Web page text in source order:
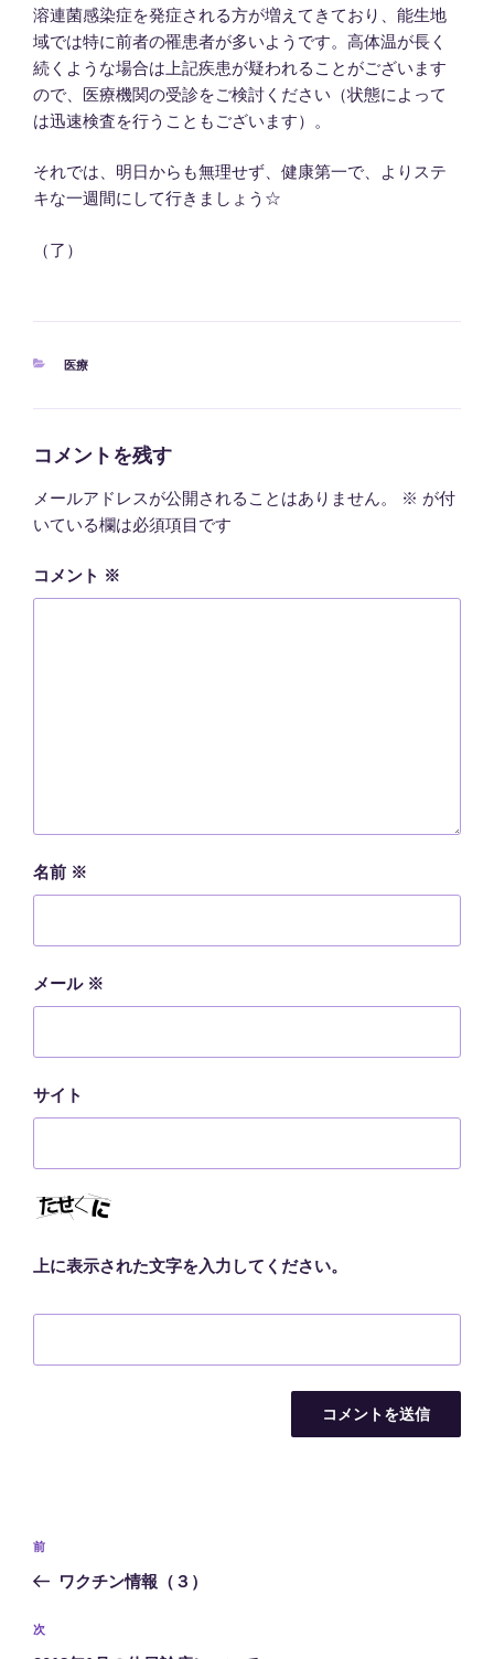
溶連菌感染症を発症される方が増えてきており、能生地
域では特に前者の罹患者が多いようです。高体温が長く
続くような場合は上記疾患が疑われることがございます
ので、医療機関の受診をご検討ください（状態によって
は迅速検査を行うこともございます）。
それでは、明日からも無理せず、健康第一で、よりステ
キな一週間にして行きましょう☆
（了）
カ
医療
コメントを残す
メールアドレスが公開されることはありません。 ※ が付
いている欄は必須項目です
コメント ※
名前 ※
メール ※
サイト
上に表示された文字を入力してください。
投
ビ
前
の
稿
前
ワクチン情報（３）
次
次